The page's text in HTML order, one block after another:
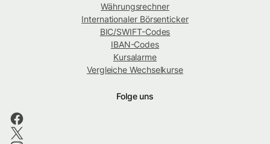
Währungsrechner
Internationaler Börsenticker
BIC/SWIFT-Codes
IBAN-Codes
Kursalarme
Vergleiche Wechselkurse
Folge uns